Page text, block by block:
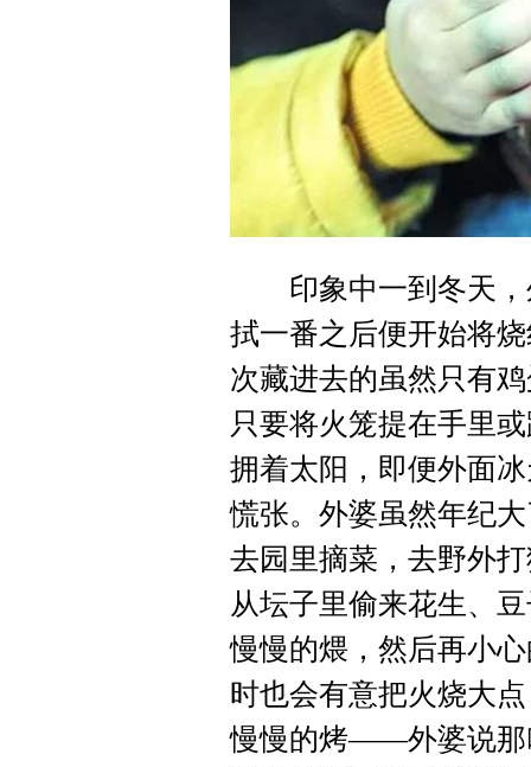
印象中一到冬天，
拭一番之后便开始将
次藏进去的虽然只有
只要将火笼提在手里
拥着太阳，即便外面
慌张。外婆虽然年纪
去园里摘菜，去野外
从坛子里偷来花生、
慢慢的煨，然后再小
时也会有意把火烧大
慢慢的烤——外婆说那